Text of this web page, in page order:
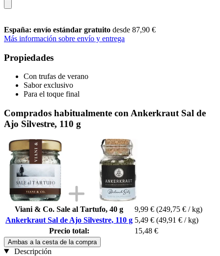
España: envío estándar gratuito desde 87,90 €
Más información sobre envío y entrega
Propiedades
Con trufas de verano
Sabor exclusivo
Para el toque final
Comprados habitualmente con Ankerkraut Sal de
Ajo Silvestre, 110 g
Viani & Co. Sale al Tartufo, 40 g 9,99 € (249,75 € / kg)
Ankerkraut Sal de Ajo Silvestre, 110 g 5,49 € (49,91 € / kg)
Precio total:
15,48 €
Ambas a la cesta de la compra
Descripción